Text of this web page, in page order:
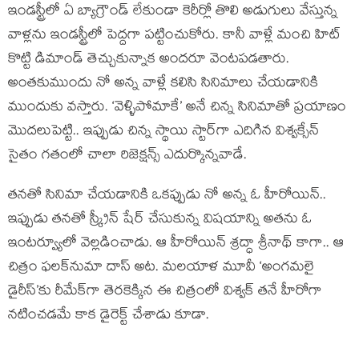
ఇండస్ట్రీలో ఏ బ్యాగ్రౌండ్ లేకుండా కెరీర్లో తొలి అడుగులు వేస్తున్న
వాళ్లను ఇండస్ట్రీలో పెద్దగా పట్టించుకోరు. కానీ వాళ్లే మంచి హిట్
కొట్టి డిమాండ్ తెచ్చుకున్నాక అందరూ వెంటపడతారు.
అంతకుముందు నో అన్న వాళ్లే కలిసి సినిమాలు చేయడానికి
ముందుకు వస్తారు. ‘వెళ్ళిపోమాకే’ అనే చిన్న సినిమాతో ప్రయాణం
మొదలుపెట్టి.. ఇప్పుడు చిన్న స్థాయి స్టార్‌గా ఎదిగిన విశ్వక్సేన్
సైతం గతంలో చాలా రిజెక్షన్స్ ఎదుర్కొన్నవాడే.
తనతో సినిమా చేయడానికి ఒకప్పుడు నో అన్న ఓ హీరోయిన్..
ఇప్పుడు తనతో స్క్రీన్ షేర్ చేసుకున్న విషయాన్ని అతను ఓ
ఇంటర్వ్యూలో వెల్లడించాడు. ఆ హీరోయిన్ శ్రద్ధా శ్రీనాథ్ కాగా.. ఆ
చిత్రం ఫలక్‌నుమా దాస్ అట. మలయాళ మూవీ ‘అంగమలై
డైరీస్’కు రీమేక్‌గా తెరకెక్కిన ఈ చిత్రంలో విశ్వక్ తనే హీరోగా
నటించడమే కాక డైరెక్ట్ చేశాడు కూడా.